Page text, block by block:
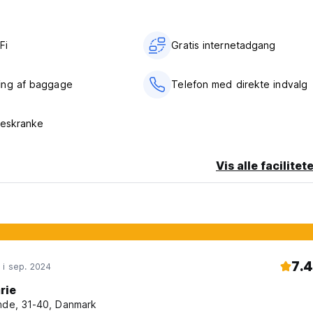
med os p? facebook p? www.facebook.com/regenthostel
national eller milit?r id).
check-out
i paris, komfortable, sjov og overkommelig.
Gratis internetadgang
af baggage Telefon med direkte indvalg
Vis alle
i sep. 2024 7.4
31-40, Danmark